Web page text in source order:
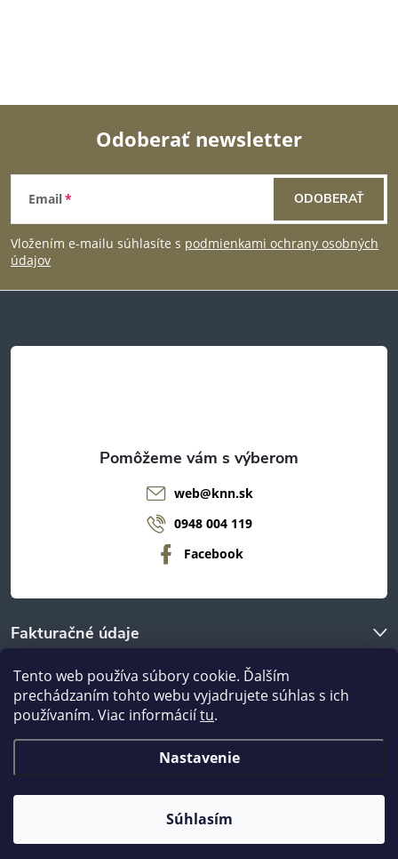
Tento web používa súbory cookie. Ďalším
prechádzaním tohto webu vyjadrujete súhlas s ich
používaním. Viac informáciítu.
Nastavenie
Súhlasím
i
s
u
Z
á
p
t
Odoberať newsletter
Email
Vložením e-mailu súhlasíte s podmienkami ochrany osobných
údajov
ODOBERAŤ
Fakturačné údaje
O nákupe
web@knn.sk
0948 004 119
Facebook
Copyright 2026nanábytok.sk. Všetky práva vyhradené.